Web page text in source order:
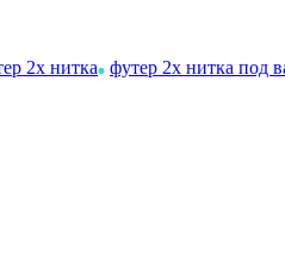
2х нитка футер 2х нитка под